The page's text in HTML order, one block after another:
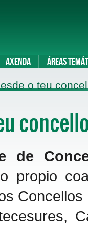
Axenda Áreas
o teu
de
propio